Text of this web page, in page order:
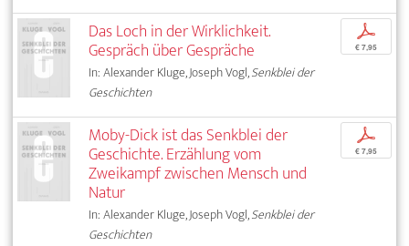
Das Loch in der Wirklichkeit.
Gespräch über Gespräche
In: Alexander Kluge, Joseph Vogl,Senkblei der
Geschichten
p
€ 7,95
Moby-Dick ist das Senkblei der
Geschichte. Erzählung vom
Zweikampf zwischen Mensch und
Natur
In: Alexander Kluge, Joseph Vogl,Senkblei der
Geschichten
p
€ 7,95